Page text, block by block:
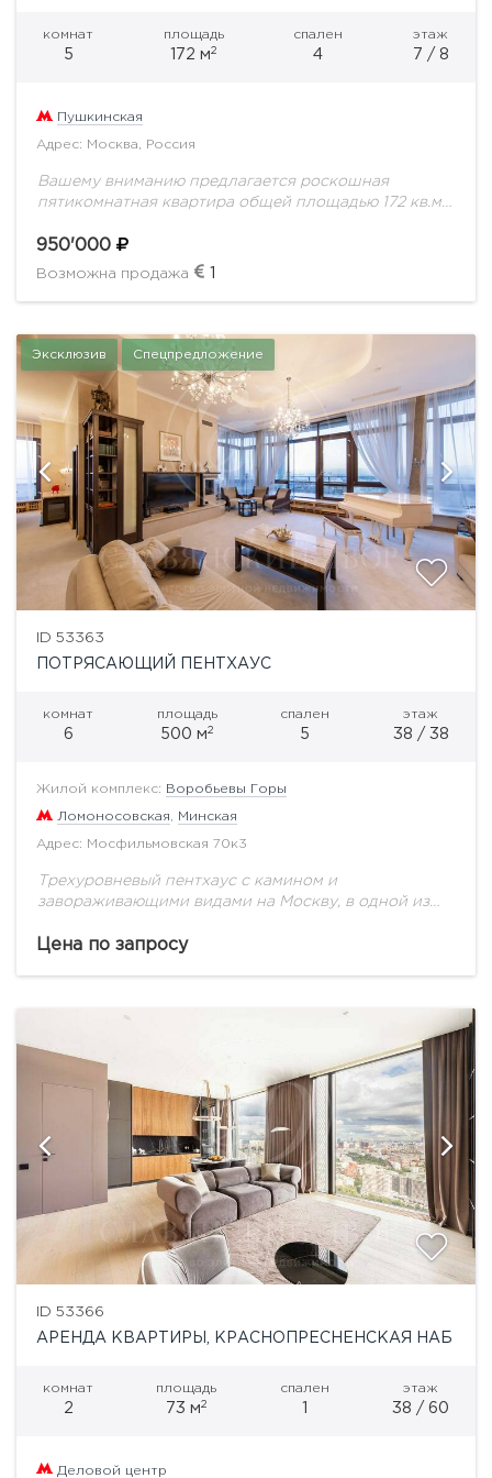
комнат
5
площадь
172 м2
спален
4
этаж
7 / 8
Пушкинская
Адрес: Москва, Россия
Вашему вниманию предлагается роскошная
пятикомнатная квартира общей площадью 172 кв.м.
просторная квартира с новым качественным
ремонтом, выполненным по уникальному дизайн-
950'000
Возможна продажа 1
Эксклюзив Спецпредложение
ID 53363
ПОТРЯСАЮЩИЙ ПЕНТХАУС
комнат
6
площадь
500 м2
спален
5
этаж
38 / 38
Жилой комплекс: Воробьевы Горы
Ломоносовская Минская
Адрес: Мосфильмовская 70к3
Трехуровневый пентхаус с камином и
завораживающими видами на Москву, в одной из
находится на западе Столицы, славится своей
Цена по запросу
ID 53366
АРЕНДА КВАРТИРЫ, КРАСНОПРЕСНЕНСКАЯ НАБ
комнат
2
площадь
73 м2
спален
1
этаж
38 / 60
Деловой центр